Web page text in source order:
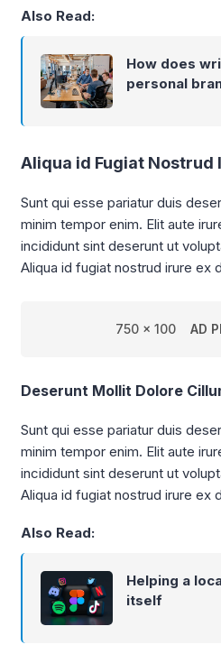
Also Read:
How does
personal
Aliqua id Fugiat Nostrud
Sunt qui esse pariatur duis
minim tempor enim. Elit aute
incididunt sint deserunt ut
Aliqua id fugiat nostrud irure ex
750 x 100 AD
Deserunt Mollit Dolore
Sunt qui esse pariatur duis
minim tempor enim. Elit aute
incididunt sint deserunt ut
Aliqua id fugiat nostrud irure ex
Also Read:
Helping a
itself